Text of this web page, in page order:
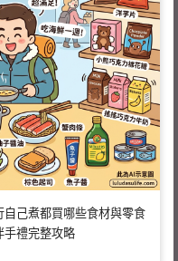
己煮都買哪些食材與零食
手禮完整攻略